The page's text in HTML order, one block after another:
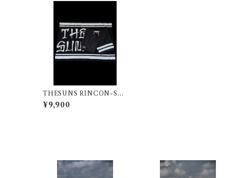
THESUNS RINCON-SU
NS BD BLK
¥9,900